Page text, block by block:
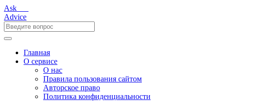
Ask___
Advice
Главная
О сервисе
О нас
Правила пользования сайтом
Авторское право
Политика конфиденциальности